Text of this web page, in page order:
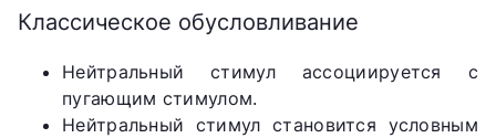
Классическое обусловливание
Нейтральный стимул ассоциируется с
пугающим стимулом.
Нейтральный стимул становится условным